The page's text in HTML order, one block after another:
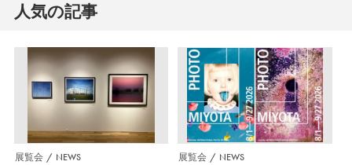
人気の記事
展覧会 NEWS 展覧会 NEWS